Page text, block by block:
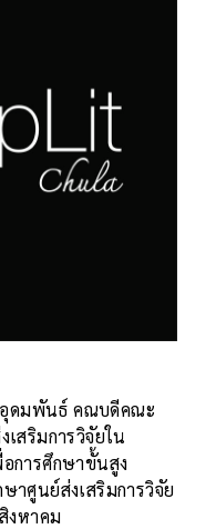
อุดมพันธ์ คณบดีคณะ
สริมการวิจัยใน
การศึกษาขั้นสูง
าศูนย์ส่งเสริมการวิจัย
งหาคม